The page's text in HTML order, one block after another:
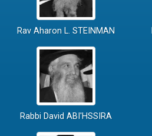
Rav Aharon L. STEINMAN
Rabbi David ABI'HSSIRA